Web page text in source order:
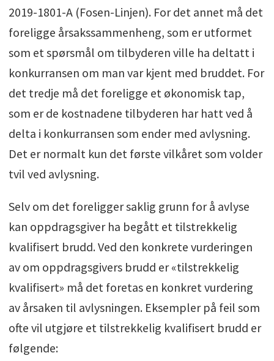
2019-1801-A (Fosen-Linjen). For det annet må det
foreligge årsakssammenheng, som er utformet
som et spørsmål om tilbyderen ville ha deltatt i
konkurransen om man var kjent med bruddet. For
det tredje må det foreligge et økonomisk tap,
som er de kostnadene tilbyderen har hatt ved å
delta i konkurransen som ender med avlysning.
Det er normalt kun det første vilkåret som volder
tvil ved avlysning.
Selv om det foreligger saklig grunn for å avlyse
kan oppdragsgiver ha begått et tilstrekkelig
kvalifisert brudd. Ved den konkrete vurderingen
av om oppdragsgivers brudd er «tilstrekkelig
kvalifisert» må det foretas en konkret vurdering
av årsaken til avlysningen. Eksempler på feil som
ofte vil utgjøre et tilstrekkelig kvalifisert brudd er
følgende: